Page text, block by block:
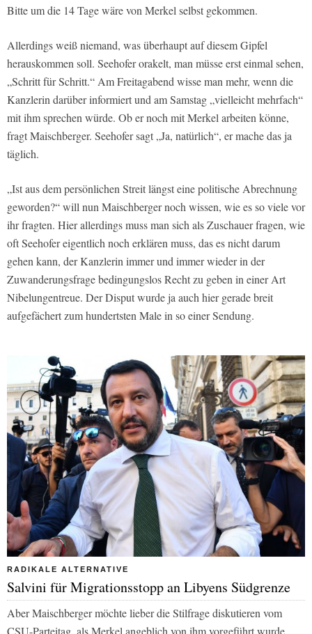
Bitte um die 14 Tage wäre von Merkel selbst gekommen.
Allerdings weiß niemand, was überhaupt auf diesem Gipfel
herauskommen soll. Seehofer orakelt, man müsse erst einmal sehen,
„Schritt für Schritt.“ Am Freitagabend wisse man mehr, wenn die
Kanzlerin darüber informiert und am Samstag „vielleicht mehrfach“
mit ihm sprechen würde. Ob er noch mit Merkel arbeiten könne,
fragt Maischberger. Seehofer sagt „Ja, natürlich“, er mache das ja
täglich.
„Ist aus dem persönlichen Streit längst eine politische Abrechnung
geworden?“ will nun Maischberger noch wissen, wie es so viele vor
ihr fragten. Hier allerdings muss man sich als Zuschauer fragen, wie
oft Seehofer eigentlich noch erklären muss, das es nicht darum
gehen kann, der Kanzlerin immer und immer wieder in der
Zuwanderungsfrage bedingungslos Recht zu geben in einer Art
Nibelungentreue. Der Disput wurde ja auch hier gerade breit
aufgefächert zum hundertsten Male in so einer Sendung.
RADIKALE ALTERNATIVE
Salvini für Migrationsstopp an Libyens Südgrenze
Aber Maischberger möchte lieber die Stilfrage diskutieren vom
CSU-Parteitag, als Merkel angeblich von ihm vorgeführt wurde,